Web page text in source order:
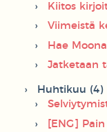
Kiitos
Viimeistä
Hae
Jatketaan
Huhtikuu (4)
[ENG]